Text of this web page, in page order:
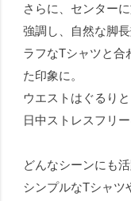
さらに、センター
強調し、自然な脚長
ラフなTシャツと合
た印象に。
ウエストはぐるり
日中ストレスフリ
どんなシーンにも
シンプルなTシャツ